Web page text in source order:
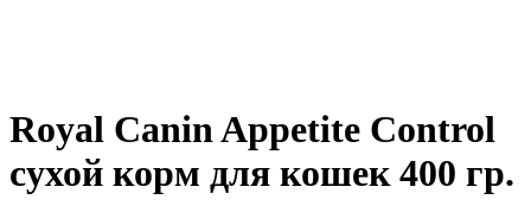
Royal Canin Appetite Control
сухой корм для кошек 400 гр.